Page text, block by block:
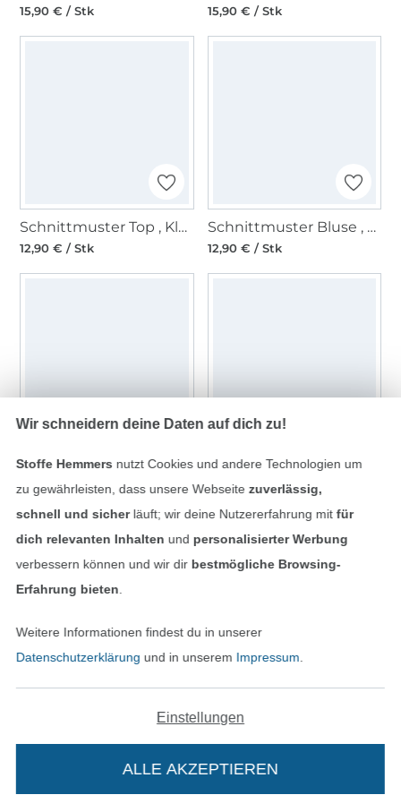
15,90 € / Stk 15,90 € / Stk
Schnittmuster Top , Kleid , ärmellos, Burda 6540
12,90 € / Stk
Schnittmuster Bluse , Schalkragen, Burda 6533
12,90 € / Stk
Schnittmuster Bluse , Hemdkragen , Stehkragen , Ärmelblende, Burda 6527
12,90 € / Stk 15,90 € / Stk
15,90 € / Stk
Wir schneidern deine Daten auf dich zu!
Stoffe Hemmers nutzt Cookies und andere Technologien um
zu gewährleisten, dass unsere Webseite zuverlässig,
schnell und sicherläuft; wir deine Nutzererfahrung mitfür
dich relevanten Inhalten und personalisierter Werbung
verbessern können und wir dir bestmögliche Browsing-
Erfahrung bieten
Weitere Informationen findest du in unserer
Datenschutzerklärung und in unserem Impressum
Einstellungen
ALLE AKZEPTIEREN